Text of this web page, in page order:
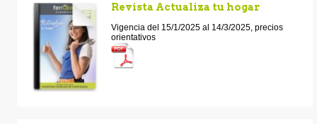
Revista Actualiza tu hogar
Vigencia del 15/1/2025 al 14/3/2025, precios
orientativos